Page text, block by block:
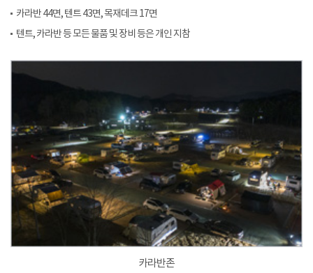
카라반 44면, 텐트 43면, 목재데크 17면
텐트, 카라반 등 모든 물품 및 장비 등은 개인 지참
카라반존